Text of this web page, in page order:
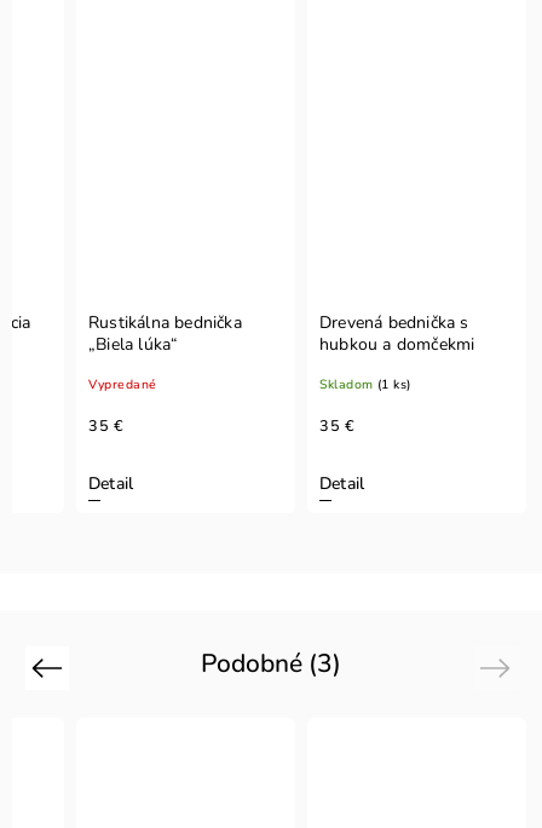
Rustikálna bednička
„Biela lúka“
Vypredané
35 €
Detail
Drevená bednička s
hubkou a domčekmi
Skladom (1 ks)
35 €
Detail
Podobné (3)
Previous Next